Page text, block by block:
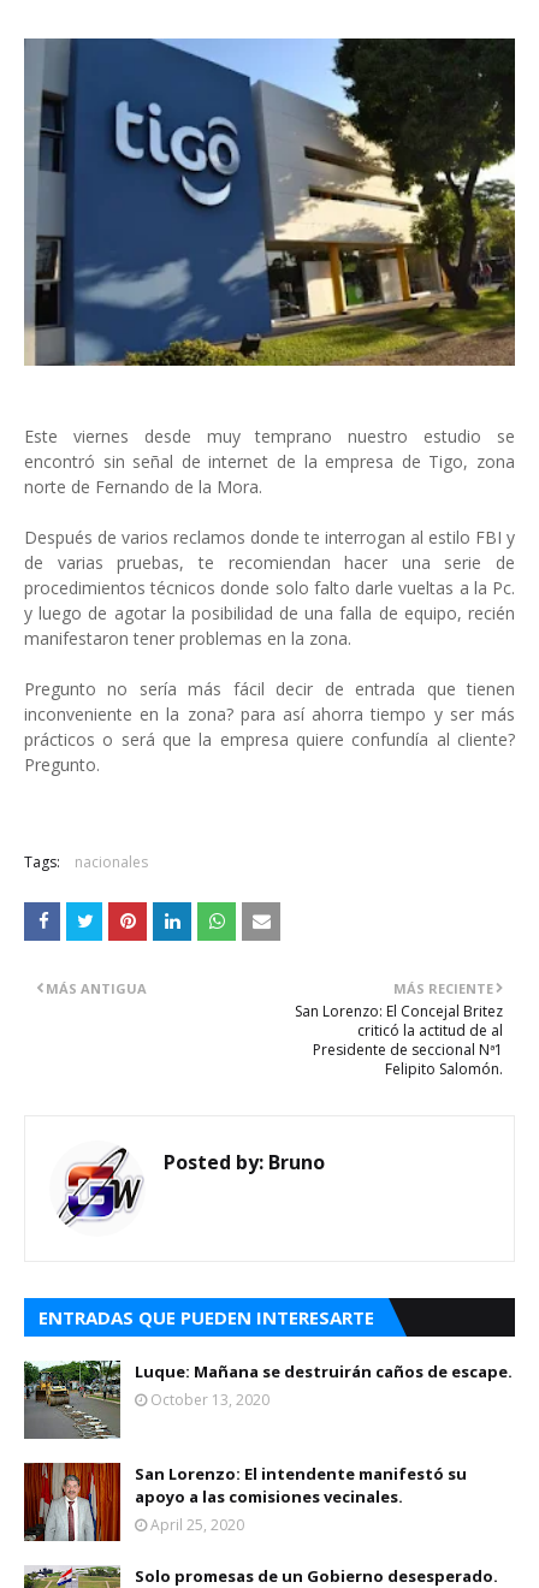
Este viernes desde muy temprano nuestro estudio se
encontró sin señal de internet de la empresa de Tigo, zona
norte de Fernando de la Mora.
Después de varios reclamos donde te interrogan al estilo FBI y
de varias pruebas, te recomiendan hacer una serie de
procedimientos técnicos donde solo falto darle vueltas a la Pc.
y luego de agotar la posibilidad de una falla de equipo, recién
manifestaron tener problemas en la zona.
Pregunto no sería más fácil decir de entrada que tienen
inconveniente en la zona? para así ahorra tiempo y ser más
prácticos o será que la empresa quiere confundía al cliente?
Pregunto.
Tags: nacionales
MÁS RECIENTE
San Lorenzo: El Concejal Britez
criticó la actitud de al
Presidente de seccional Nª1
Felipito Salomón.
MÁS ANTIGUA
Posted by: Bruno
ENTRADAS QUE PUEDEN INTERESARTE
Luque: Mañana se destruirán caños de escape.
October 13, 2020
San Lorenzo: El intendente manifestó su
apoyo a las comisiones vecinales.
April 25, 2020
Solo promesas de un Gobierno desesperado.